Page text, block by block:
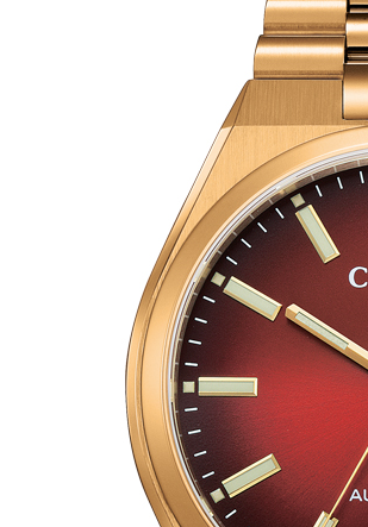
Super Titanium
Radiocontrol
Satellite Wave GPS
Mecánico
Series8
DESTACADOS
Tsuki-yomi
Tsuyosa
Pilot Radiocontrolado
Promaster Diver’s
TECNOLOGÍA
Eco Drive
Radiocontrolado
Super Titanium™
EMPRESA
SOPORTE
Contacto
Puntos de venta
Centros de Asistencia
Libros de instrucciones
Garantía